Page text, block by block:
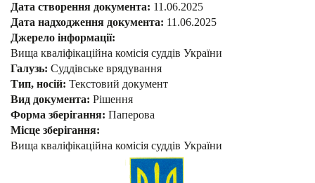
Дата створення документа: 11.06.2025
Дата надходження документа: 11.06.2025
Джерело інформації:
Вища кваліфікаційна комісія суддів України
Галузь: Суддівське врядування
Тип, носій: Текстовий документ
Вид документа: Рішення
Форма зберігання: Паперова
Місце зберігання:
Вища кваліфікаційна комісія суддів України